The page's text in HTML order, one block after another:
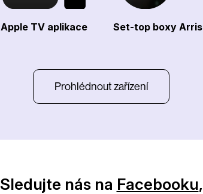
Apple TV aplikace Set-top boxy Arris
Prohlédnout zařízení
Sledujte nás na Facebooku,